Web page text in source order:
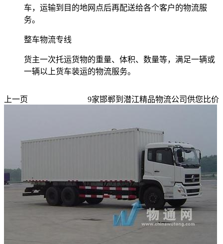
车，运输到目的地网点后再配送给各个客户的物流服
务。
整车物流专线
货主一次托运货物的重量、体积、数量等，满足一辆或
一辆以上货车装运的物流服务。
9家邯郸到潜江精品物流公司供您比价
上一页